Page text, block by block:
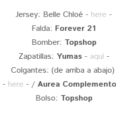
Jersey: Belle Chloé - here -
Falda: Forever 21
Bomber: Topshop
Zapatillas: Yumas- aquí-
Colgantes: (de arriba a abajo)
- here - / Aurea
Bolso: Topshop